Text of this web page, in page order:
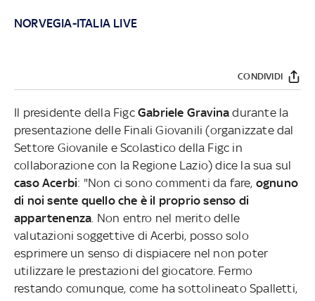
NORVEGIA-ITALIA LIVE
CONDIVIDI
Il presidente della Figc Gabriele Gravina durante la
presentazione delle Finali Giovanili (organizzate dal
Settore Giovanile e Scolastico della Figc in
collaborazione con la Regione Lazio) dice la sua sul
caso Acerbi: "Non ci sono commenti da fare, ognuno
di noi sente quello che è il proprio senso di
appartenenza . Non entro nel merito delle
valutazioni soggettive di Acerbi, posso solo
esprimere un senso di dispiacere nel non poter
utilizzare le prestazioni del giocatore. Fermo
restando comunque, come ha sottolineato Spalletti,